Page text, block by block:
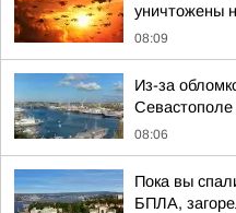
уничтожены
08:09
Из-за
Севастополе
08:06
Пока вы
БПЛА,